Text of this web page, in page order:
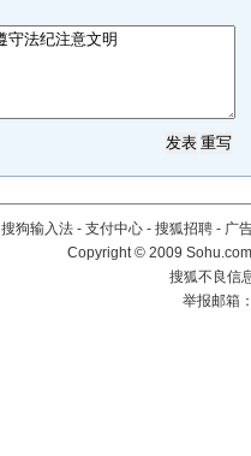
搜狗输入法 - 支付中心 - 搜狐招聘 - 广
Copyright © 2009
搜狐不良信
举报邮箱